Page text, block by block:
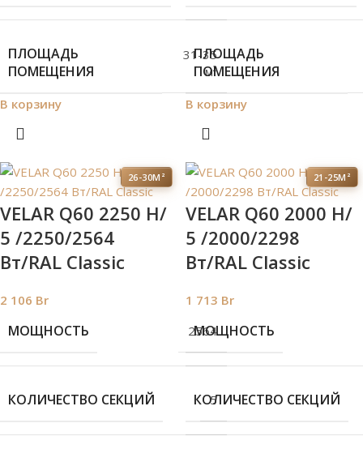
ПЛОЩАДЬ
ПОМЕЩЕНИЯ
31-35
м²
В корзину
ПЛОЩАДЬ
ПОМЕЩЕНИЯ
В корзину
26-30М²
VELAR Q60 2250 H/
5 /2250/2564
Вт/RAL Classic
2 106 Br
МОЩНОСТЬ 2564
КОЛИЧЕСТВО СЕКЦИЙ 5
21-25М²
VELAR Q60 2000 H/
5 /2000/2298
Вт/RAL Classic
1 713 Br
МОЩНОСТЬ
КОЛИЧЕСТВО СЕКЦИЙ